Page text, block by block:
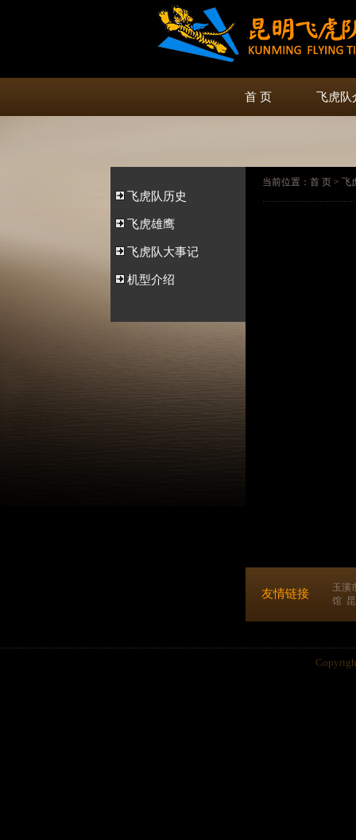
首 页 飞虎队
飞虎队历史
飞虎雄鹰
飞虎队大事记
机型介绍
当前位置：首 页 > 飞
友情链接
玉溪
馆